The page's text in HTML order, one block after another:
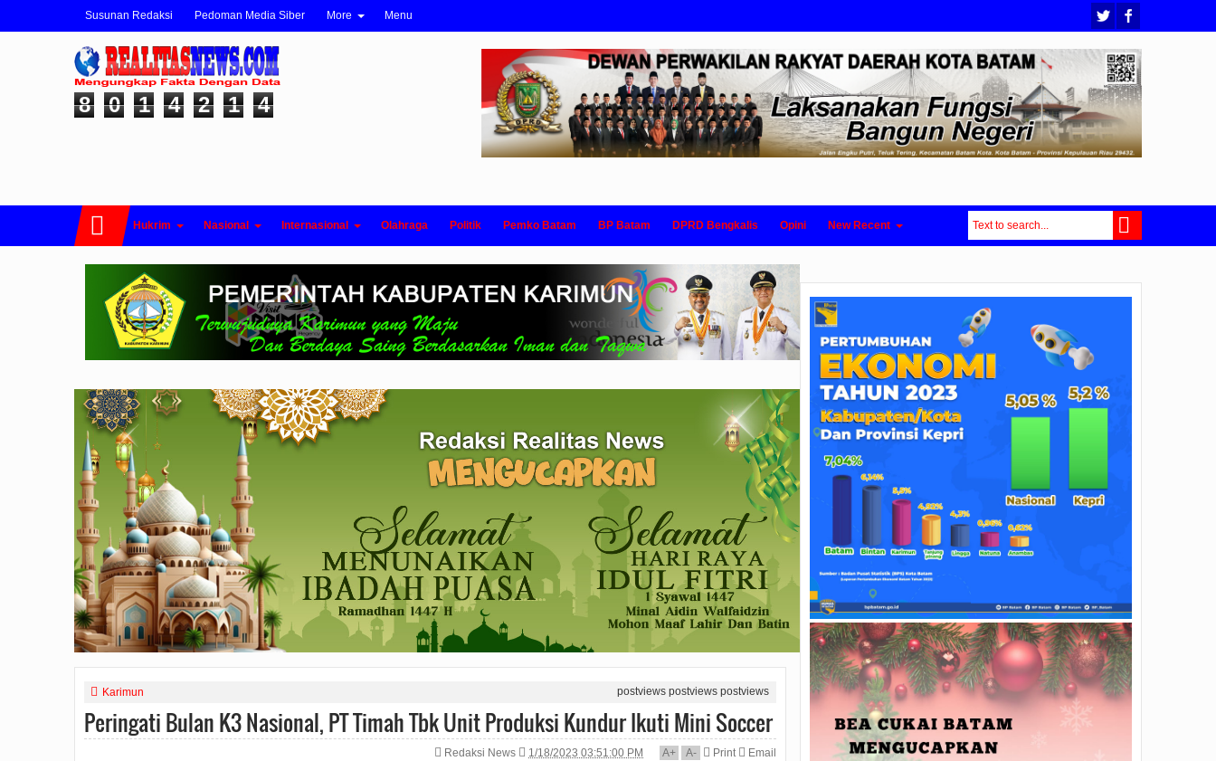
Susunan Redaksi Pedoman Media Siber More Menu
8 0 1 4 2 1 4
Hukrim Nasional Internasional Olahraga Politik Pemko Batam BP Batam DPRD Bengkalis Opini New Recent
Karimun postviewspostviewspostviews
Peringati Bulan K3 Nasional, PT Timah Tbk Unit Produksi Kundur Ikuti Mini Soccer
Redaksi News 1/18/2023 03:51:00 PM A+ A- Print
Email